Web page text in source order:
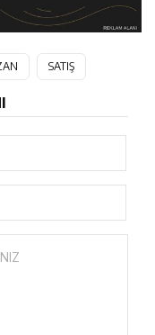
SATIŞ